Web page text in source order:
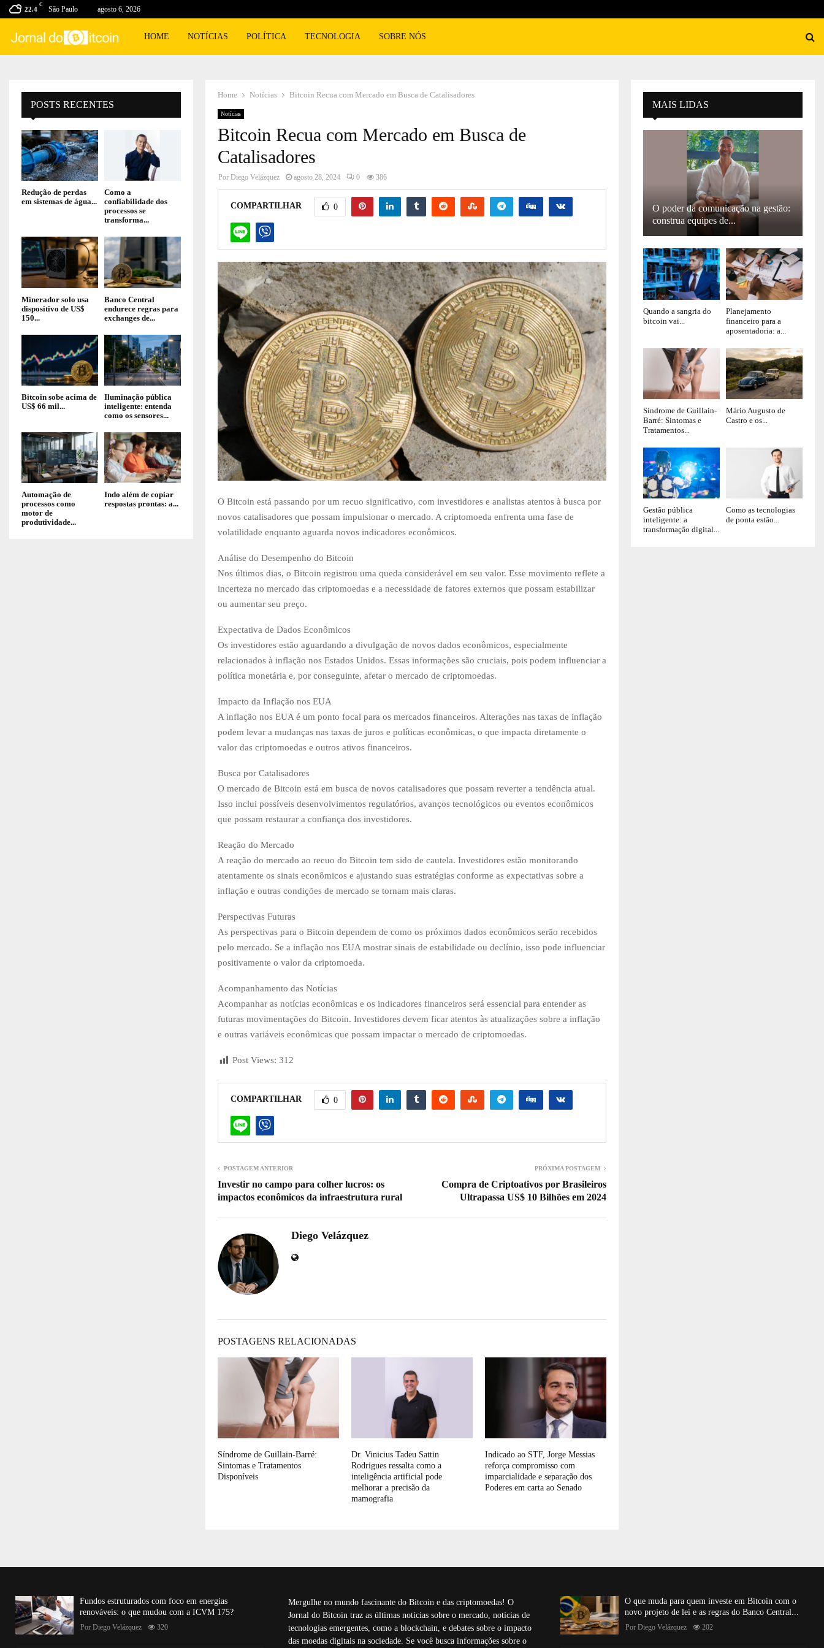
22.4
C
São Paulo agosto 6, 2026
HOME NOTÍCIAS POLÍTICA TECNOLOGIA SOBRE NÓS
Home Notícias Bitcoin Recua com Mercado em Busca de Catalisadores
Notícias
Bitcoin Recua com Mercado em Busca de
Catalisadores
Por Diego Velázquez agosto 28, 2024 0 386
COMPARTILHAR 0
O Bitcoin está passando por um recuo significativo, com investidores e analistas atentos à busca por
novos catalisadores que possam impulsionar o mercado. A criptomoeda enfrenta uma fase de
volatilidade enquanto aguarda novos indicadores econômicos.
Análise do Desempenho do Bitcoin
Nos últimos dias, o Bitcoin registrou uma queda considerável em seu valor. Esse movimento reflete a
incerteza no mercado das criptomoedas e a necessidade de fatores externos que possam estabilizar
ou aumentar seu preço.
Expectativa de Dados Econômicos
Os investidores estão aguardando a divulgação de novos dados econômicos, especialmente
relacionados à inflação nos Estados Unidos. Essas informações são cruciais, pois podem influenciar a
política monetária e, por conseguinte, afetar o mercado de criptomoedas.
Impacto da Inflação nos EUA
A inflação nos EUA é um ponto focal para os mercados financeiros. Alterações nas taxas de inflação
podem levar a mudanças nas taxas de juros e políticas econômicas, o que impacta diretamente o
valor das criptomoedas e outros ativos financeiros.
Busca por Catalisadores
O mercado de Bitcoin está em busca de novos catalisadores que possam reverter a tendência atual.
Isso inclui possíveis desenvolvimentos regulatórios, avanços tecnológicos ou eventos econômicos
que possam restaurar a confiança dos investidores.
Reação do Mercado
A reação do mercado ao recuo do Bitcoin tem sido de cautela. Investidores estão monitorando
atentamente os sinais econômicos e ajustando suas estratégias conforme as expectativas sobre a
inflação e outras condições de mercado se tornam mais claras.
Perspectivas Futuras
As perspectivas para o Bitcoin dependem de como os próximos dados econômicos serão recebidos
pelo mercado. Se a inflação nos EUA mostrar sinais de estabilidade ou declínio, isso pode influenciar
positivamente o valor da criptomoeda.
Acompanhamento das Notícias
Acompanhar as notícias econômicas e os indicadores financeiros será essencial para entender as
futuras movimentações do Bitcoin. Investidores devem ficar atentos às atualizações sobre a inflação
e outras variáveis econômicas que possam impactar o mercado de criptomoedas.
Post Views: 312
COMPARTILHAR 0
POSTAGEM ANTERIOR
Investir no campo para colher lucros: os
impactos econômicos da infraestrutura rural
PRÓXIMA POSTAGEM
Compra de Criptoativos por Brasileiros
Ultrapassa US$ 10 Bilhões em 2024
Diego Velázquez
POSTAGENS RELACIONADAS
Síndrome de Guillain-Barré:
Sintomas e Tratamentos
Disponíveis
Dr. Vinicius Tadeu Sattin
Rodrigues ressalta como a
inteligência artificial pode
melhorar a precisão da
mamografia
Indicado ao STF, Jorge Messias
reforça compromisso com
imparcialidade e separação dos
Poderes em carta ao Senado
POSTS RECENTES
Redução de perdas
em sistemas de água...
Como a
confiabilidade dos
processos se
transforma...
Minerador solo usa
dispositivo de US$
150...
Banco Central
endurece regras para
exchanges de...
Bitcoin sobe acima de
US$ 66 mil...
Iluminação pública
inteligente: entenda
como os sensores...
Automação de
processos como
motor de
produtividade...
Indo além de copiar
respostas prontas: a...
MAIS LIDAS
O poder da comunicação na gestão:
construa equipes de...
Quando a sangria do
bitcoin vai...
Planejamento
financeiro para a
aposentadoria: a...
Síndrome de Guillain-
Barré: Sintomas e
Tratamentos...
Mário Augusto de
Castro e os...
Gestão pública
inteligente: a
transformação digital...
Como as tecnologias
de ponta estão...
Fundos estruturados com foco em energias
renováveis: o que mudou com a ICVM 175?
Por Diego Velázquez 320
Mergulhe no mundo fascinante do Bitcoin e das criptomoedas! O
Jornal do Bitcoin traz as últimas notícias sobre o mercado, notícias de
tecnologias emergentes, como a blockchain, e debates sobre o impacto
das moedas digitais na sociedade. Se você busca informações sobre o
O que muda para quem investe em Bitcoin com o
novo projeto de lei e as regras do Banco Central...
PorDiego Velázquez 202